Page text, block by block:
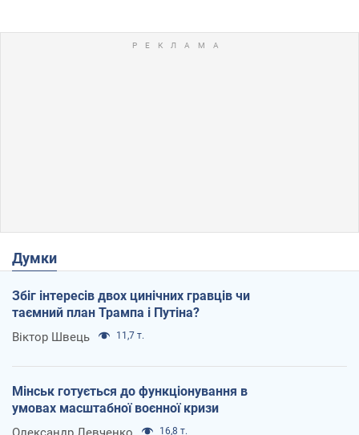
Думки
Збіг інтересів двох цинічних гравців чи
таємний план Трампа і Путіна?
Віктор Швець 11,7 т.
Мінськ готується до функціонування в
умовах масштабної воєнної кризи
16,8 т.